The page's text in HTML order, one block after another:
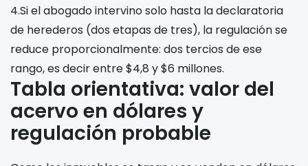
4.Si el abogado intervino solo hasta la declaratoria
de herederos (dos etapas de tres), la regulación se
reduce proporcionalmente: dos tercios de ese
rango, es decir entre $4,8 y $6 millones.
Tabla orientativa: valor del
acervo en dólares y
regulación probable